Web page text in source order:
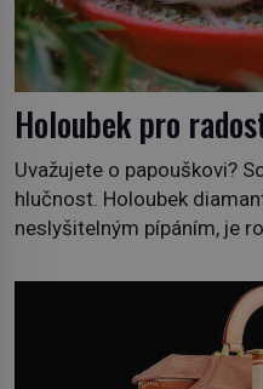
Holoubek pro
Uvažujete o papouškovi?
hlučnost. Holoubek
neslyšitelným pípáním, je
klidného ptáčka, který
času tráví na zemi, kde
domovinou je prakticky
pobřežní oblasti. […]